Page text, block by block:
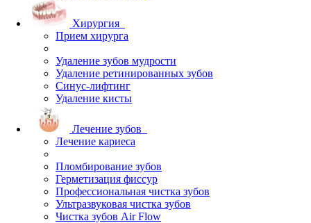
Хирургия
Прием хирурга
Удаление зубов мудрости
Удаление ретинированных зубов
Синус-лифтинг
Удаление кисты
Лечение зубов
Лечение кариеса
Пломбирование зубов
Герметизация фиссур
Профессиональная чистка зубов
Ультразвуковая чистка зубов
Чистка зубов Air Flow